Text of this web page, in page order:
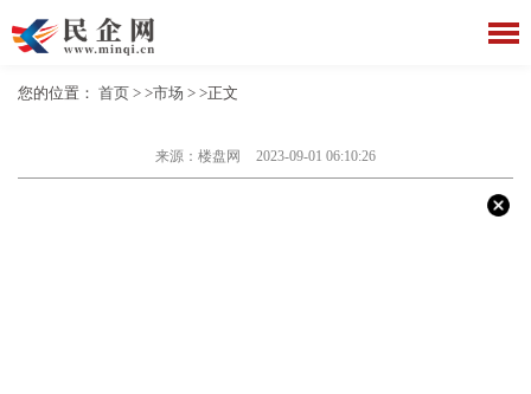
您的位置： 首页 > >市场 > >正文
来源：楼盘网 2023-09-01 06:10:26